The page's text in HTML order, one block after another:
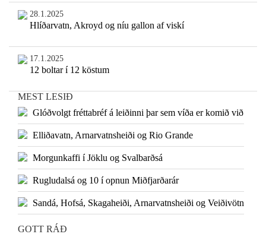
28.1.2025
Hlíðarvatn, Akroyd og níu gallon af viskí
17.1.2025
12 boltar í 12 köstum
MEST LESIÐ
Glóðvolgt fréttabréf á leiðinni þar sem víða er komið við
Elliðavatn, Arnarvatnsheiði og Rio Grande
Morgunkaffi í Jöklu og Svalbarðsá
Rugludalsá og 10 í opnun Miðfjarðarár
Sandá, Hofsá, Skagaheiði, Arnarvatnsheiði og Veiðivötn
GOTT RÁÐ